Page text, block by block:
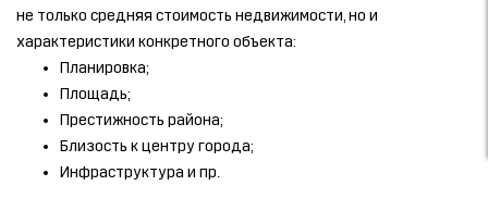
не только средняя стоимость недвижимости, но и
характеристики конкретного объекта:
Планировка;
Площадь;
Престижность района;
Близость к центру города;
Инфраструктура и пр.